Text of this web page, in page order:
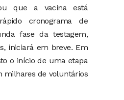
que a vacina está
cronograma de
fase da testagem,
iniciará em breve. Em
o início de uma etapa
milhares de voluntários